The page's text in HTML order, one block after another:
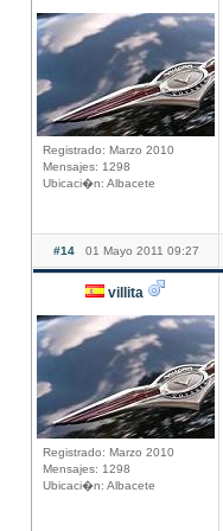
Registrado: Marzo 2010
Mensajes: 1298
Ubicaci�n: Albacete
#14 01 Mayo 2011 09:27
villita
Registrado: Marzo 2010
Mensajes: 1298
Ubicaci�n: Albacete